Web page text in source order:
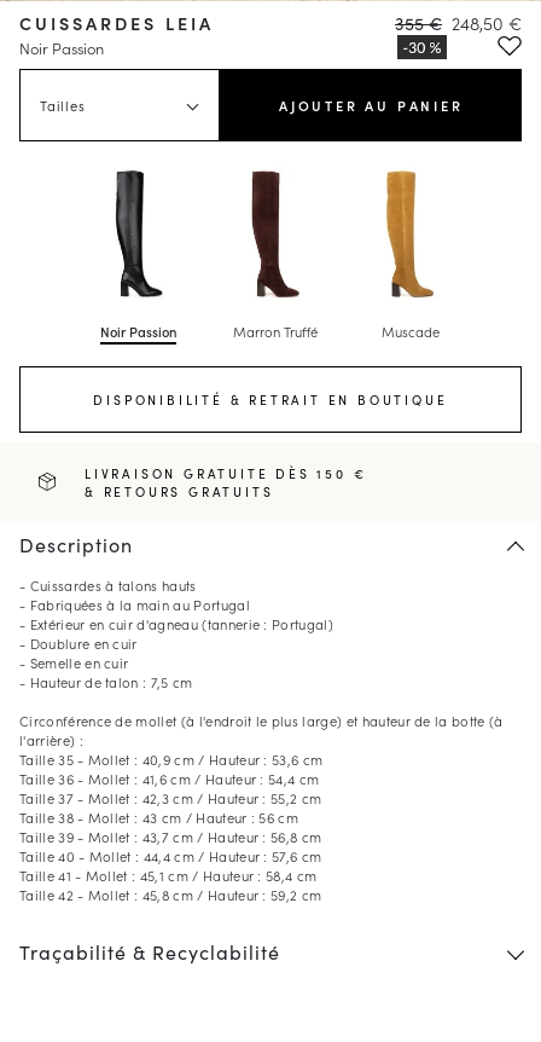
CUISSARDES LEIA
Noir Passion
355 € 248,50 €
Tailles AJOUTER AU PANIER
Noir Passion Marron Truffé Muscade
DISPONIBILITÉ & RETRAIT EN BOUTIQUE
LIVRAISON GRATUITE DÈS 150 €
& RETOURS GRATUITS
Description
- Cuissardes à talons hauts
- Fabriquées à la main au Portugal
- Extérieur en cuir d'agneau (tannerie : Portugal)
- Doublure en cuir
- Semelle en cuir
- Hauteur de talon : 7,5 cm
Circonférence de mollet (à l'endroit le plus large) et hauteur de la botte (à
l'arrière) :
Taille 35 - Mollet : 40,9 cm / Hauteur : 53,6 cm
Taille 36 - Mollet : 41,6 cm / Hauteur : 54,4 cm
Taille 37 - Mollet : 42,3 cm / Hauteur : 55,2 cm
Taille 38 - Mollet : 43 cm / Hauteur : 56 cm
Taille 39 - Mollet : 43,7 cm / Hauteur : 56,8 cm
Taille 40 - Mollet : 44,4 cm / Hauteur : 57,6 cm
Taille 41 - Mollet : 45,1 cm / Hauteur : 58,4 cm
Taille 42 - Mollet : 45,8 cm / Hauteur : 59,2 cm
Traçabilité & Recyclabilité